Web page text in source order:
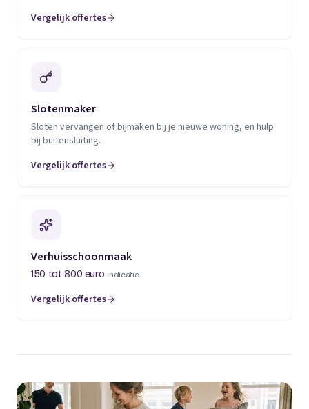
Vergelijk offertes
(opent in een nieuw tabblad)
Slotenmaker
Sloten vervangen of bijmaken bij je nieuwe woning, en hulp
bij buitensluiting.
Vergelijk offertes
(opent in een nieuw tabblad)
Verhuisschoonmaak
150 tot 800 euro indicatie
Vergelijk offertes
(opent in een nieuw tabblad)